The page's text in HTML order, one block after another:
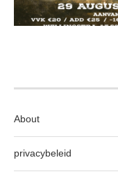
About
privacybeleid